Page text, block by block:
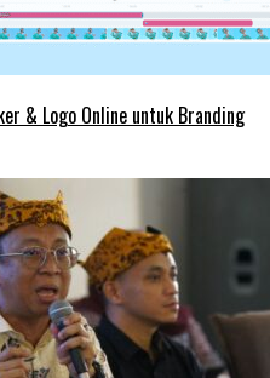
& Logo Online untuk Branding